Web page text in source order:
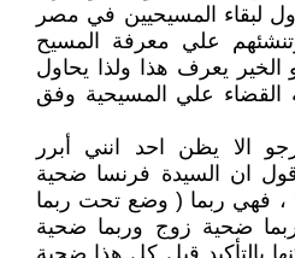
لبقاء المسيحيين في مصر
علي معرفة المسيح
الخير يعرف هذا ولذا يحاول
القضاء علي المسيحية وفق
الا يظن احد انني أبرر
ان السيدة فرنسا ضحية
، فهي ربما ( وضع تحت ربما
ضحية زوج وربما ضحية